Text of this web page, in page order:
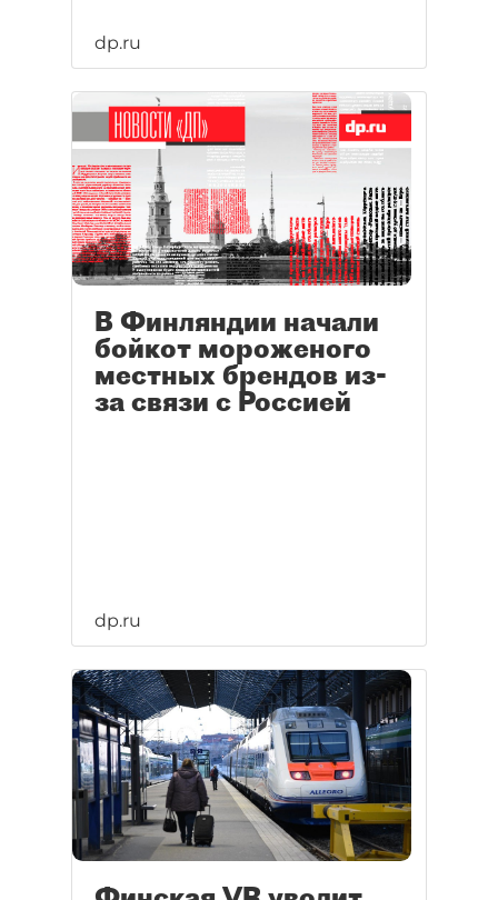
dp.ru
В Финляндии начали
бойкот мороженого
местных брендов из-
за связи с Россией
dp.ru